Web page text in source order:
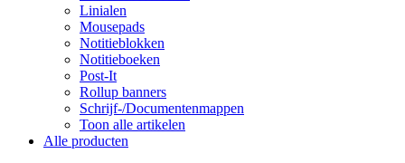
Linialen
Mousepads
Notitieblokken
Notitieboeken
Post-It
Rollup banners
Schrijf-/Documentenmappen
Toon alle artikelen
Alle producten